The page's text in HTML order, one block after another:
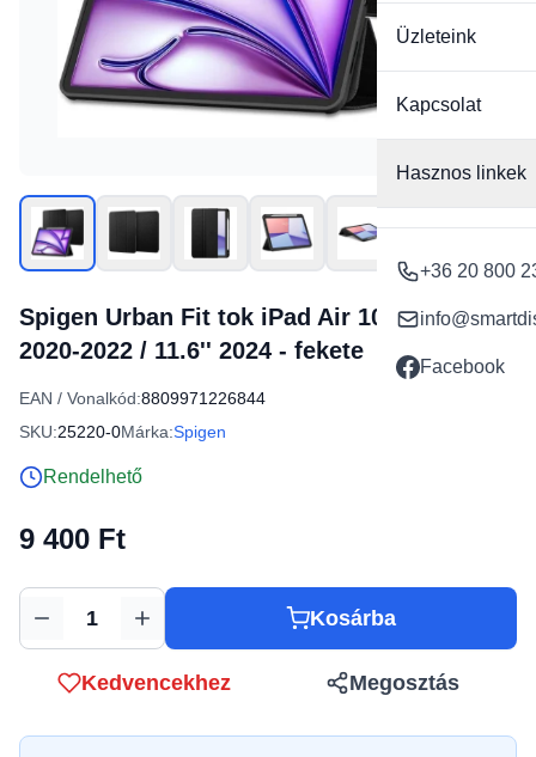
Üzleteink
Kapcsolat
Hasznos linkek
+36 20 800
Facebook
Spigen Urban Fit tok iPad Air 10.9'' 4/5
2020-2022 / 11.6'' 2024 - fekete
EAN / Vonalkód:8809971226844
SKU:25220-0Márka:Spigen
Rendelhető
9 400 Ft
Mennyiség Kosárba
Kedvencekhez Megosztás